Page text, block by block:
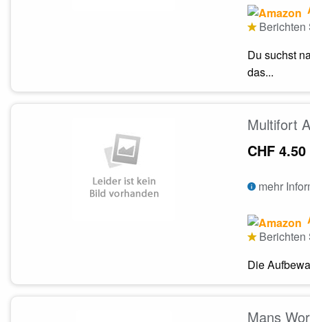
Berichten
Du suchst
das...
Multifort
CHF 4.50
mehr
Berichten
Die
Mans